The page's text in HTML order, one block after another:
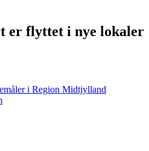
er flyttet i nye lokaler
i Region Midtjylland